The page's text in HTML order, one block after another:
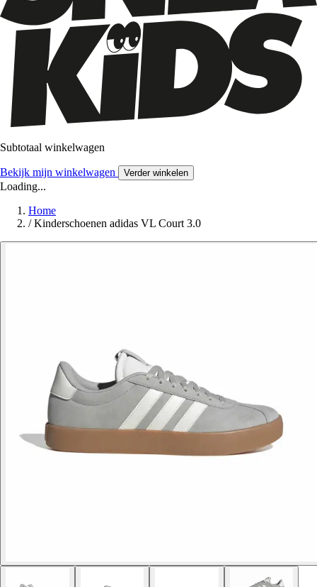
Subtotaal winkelwagen
Bekijk mijn winkelwagen Verder winkelen
Loading...
Home
/ Kinderschoenen adidas VL Court 3.0